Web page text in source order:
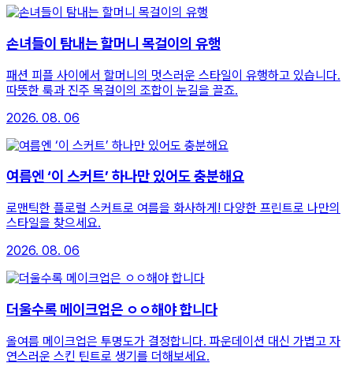
손녀들이 탐내는 할머니 목걸이의 유행
패션 피플 사이에서 할머니의 멋스러운 스타일이 유행하고 있습니다.
따뜻한 룩과 진주 목걸이의 조합이 눈길을 끌죠.
2026. 08. 06
여름엔 ‘이 스커트’ 하나만 있어도 충분해요
로맨틱한 플로럴 스커트로 여름을 화사하게! 다양한 프린트로 나만의
스타일을 찾으세요.
2026. 08. 06
더울수록 메이크업은 ㅇㅇ해야 합니다
올여름 메이크업은 투명도가 결정합니다. 파운데이션 대신 가볍고 자
연스러운 스킨 틴트로 생기를 더해보세요.